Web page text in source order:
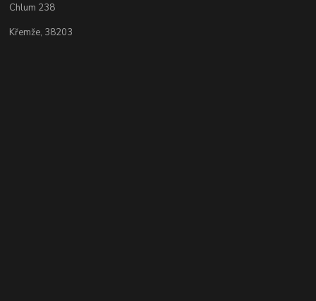
Chlum 238
Křemže, 38203